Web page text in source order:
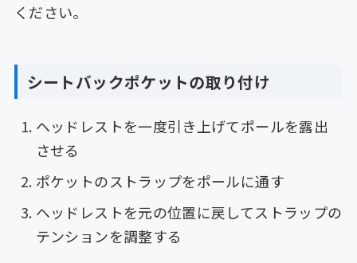
ください。
シートバックポケットの取り付け
ヘッドレストを一度引き上げてポールを露出
させる
ポケットのストラップをポールに通す
ヘッドレストを元の位置に戻してストラップの
テンションを調整する